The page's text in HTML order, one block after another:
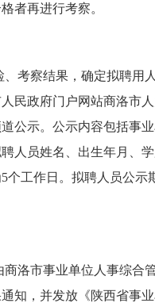
者再进行考察。
、考察结果，确定拟聘用
民政府门户网站商洛市
公示。公示内容包括事
人员姓名、出生年月、
个工作日。拟聘人员公示
商洛市事业单位人事综合
知，并发放《陕西省事